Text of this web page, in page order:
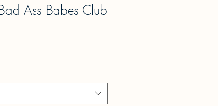
Ass Babes Club